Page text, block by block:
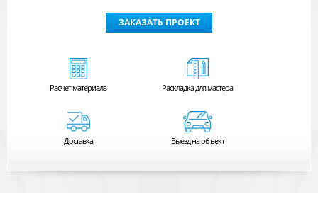
ЗАКАЗАТЬ ПРОЕКТ
Расчетматериала Раскладка для мастера
Доставка Выезд на объект